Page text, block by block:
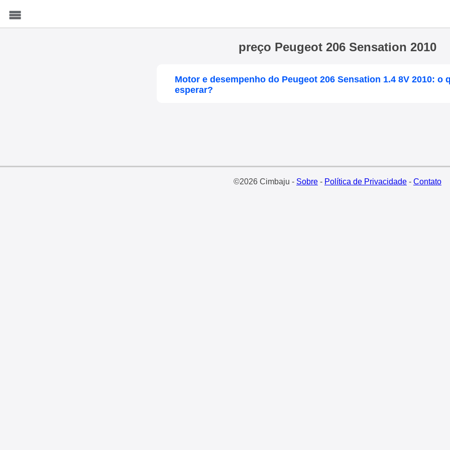
preço Peugeot 206 Sensation 2010
Motor e desempenho do Peugeot 206 Sensation 1.4 8V 2010: o
esperar?
©2026 Cimbaju - Sobre- Política de Privacidade- Contato